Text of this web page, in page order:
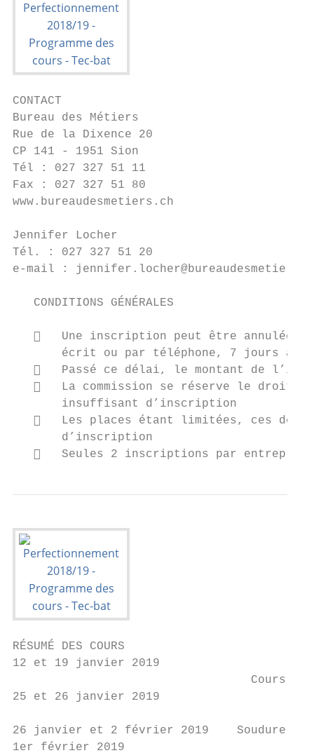
CONTACT
Bureau des Métiers
Rue de la Dixence 20
CP 141 - 1951 Sion
Tél : 027 327 51 11
Fax : 027 327 51 80
www.bureaudesmetiers.ch
Jennifer Locher
Tél. : 027 327 51 20
e-mail :
   CONDITIONS GÉNÉRALES
   Une inscription peut être annulée
écrit ou par téléphone, 7 jours
   Passé ce délai, le montant de
   La commission se réserve le droit
       insuffisant d’inscription
   Les places étant limitées, ces
       d’inscription
   Seules 2 inscriptions par
RÉSUMÉ DES COURS
12 et 19 janvier 2019
Cours
25 et 26 janvier 2019
26 janvier et 2 février 2019    Soudure
1er février 2019